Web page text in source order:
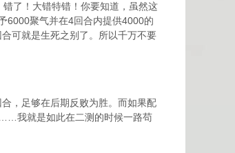
了！大错特错！你要知道，虽然这
6000聚气并在4回合内提供4000的
可就是生死之别了。所以千万不要
，足够在后期反败为胜。而如果配
我就是如此在二测的时候一路苟